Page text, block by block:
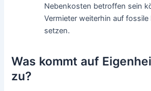
Nebenkosten betroffen sein
Vermieter weiterhin auf
setzen.
Was kommt auf
zu?